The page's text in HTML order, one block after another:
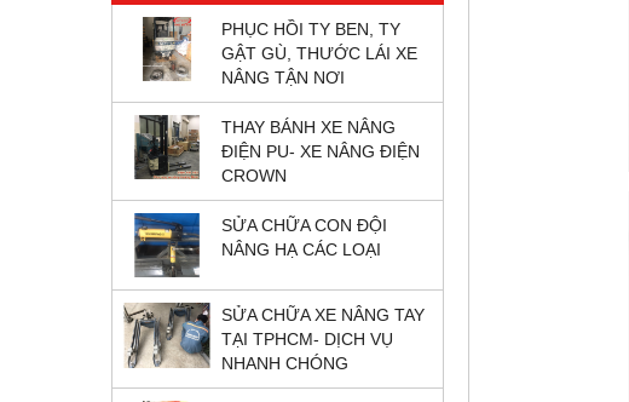
PHỤC HỒI TY BEN, TY
GẬT GÙ, THƯỚC LÁI XE
NÂNG TẬN NƠI
THAY BÁNH XE NÂNG
ĐIỆN PU- XE NÂNG ĐIỆN
CROWN
SỬA CHỮA CON ĐỘI
NÂNG HẠ CÁC LOẠI
SỬA CHỮA XE NÂNG TAY
TẠI TPHCM- DỊCH VỤ
NHANH CHÓNG